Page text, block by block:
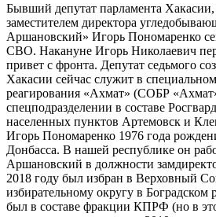
Бывший депутат парламента
заместителем директора
Аршановский» Игорь Пономаренко
СВО. Накануне Игорь Николаевич
привет с фронта. Депутат седьмого
Хакасии сейчас служит в
реагирования «Ахмат» (СОБР
спецподразделении в составе
населенных пунктов Артемовск и
Игорь Пономаренко 1976 года
Донбасса. В нашей республике он
Аршановский в должности
2018 году был избран в Верховный
избирательному округу в Боградском
был в составе фракции КПРФ (но в